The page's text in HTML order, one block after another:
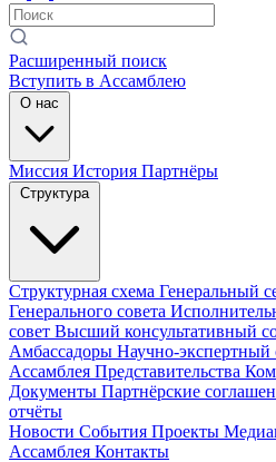
Расширенный поиск
Вступить в Ассамблею
О нас
Миссия История Партнёры
Структура
Структурная схема Генеральный
Генерального совета
совет Высший консультативный
Амбассадоры Научно-экспертный
Ассамблея Представительства
Документы Партнёрские
отчёты
Новости События Проекты
Ассамблея Контакты